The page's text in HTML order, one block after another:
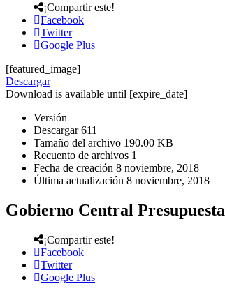
¡Compartir este!
Facebook
Twitter
Google Plus
[featured_image]
Descargar
Download is available until [expire_date]
Versión
Descargar611
Tamaño del archivo 190.00 KB
Recuento de archivos 1
Fecha de creación 8 noviembre, 2018
Última actualización 8 noviembre, 2018
Gobierno Central
¡Compartir este!
Facebook
Twitter
Google Plus